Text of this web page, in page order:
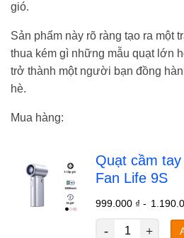
gió.
Sản phẩm này rõ ràng tạo ra một
thua kém gì những mẫu quạt lớn
trở thành một người bạn đồng
hè.
Mua hàng:
Quạt cầm tay
Fan Life 9S
999.000 ₫ -